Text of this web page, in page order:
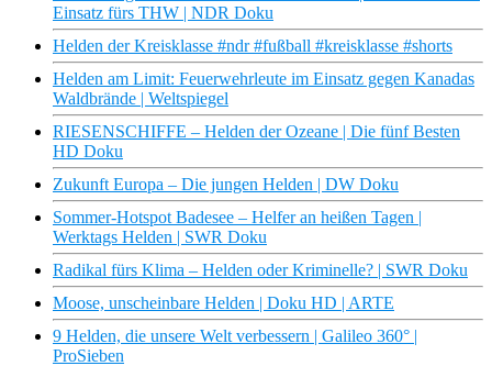
Einsatz fürs THW | NDR Doku
Helden der Kreisklasse #ndr #fußball #kreisklasse #shorts
Helden am Limit: Feuerwehrleute im Einsatz gegen Kanadas
Waldbrände | Weltspiegel
RIESENSCHIFFE – Helden der Ozeane | Die fünf Besten
HD Doku
Zukunft Europa – Die jungen Helden | DW Doku
Sommer-Hotspot Badesee – Helfer an heißen Tagen |
Werktags Helden | SWR Doku
Radikal fürs Klima – Helden oder Kriminelle? | SWR Doku
Moose, unscheinbare Helden | Doku HD | ARTE
9 Helden, die unsere Welt verbessern | Galileo 360° |
ProSieben